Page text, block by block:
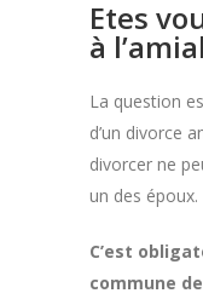
Etes
à
La question
d’un divorce
divorcer ne
un des époux.
C’est
commune